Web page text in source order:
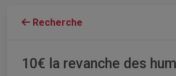
Recherche
10€ la revanche des